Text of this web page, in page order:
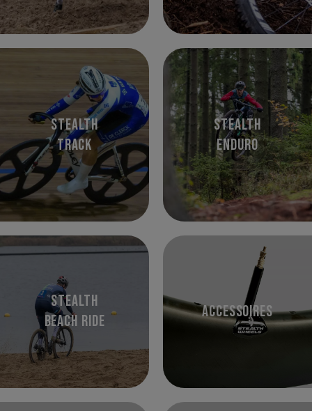
Stealth
Track
Stealth
Enduro
Stealth
Beach Ride
Accessoires